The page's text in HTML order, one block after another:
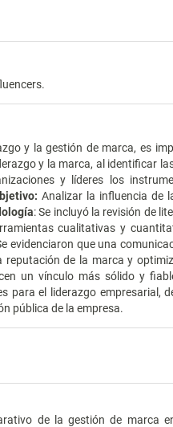
y la gestión de marca, es
y la marca, al identificar
y líderes los
Analizar la influencia de
: Se incluyó la revisión de
cualitativas y
evidenciaron que una
de la marca y
un vínculo más sólido y
para el liderazgo empresarial,
pública de la empresa.
de la gestión de marca